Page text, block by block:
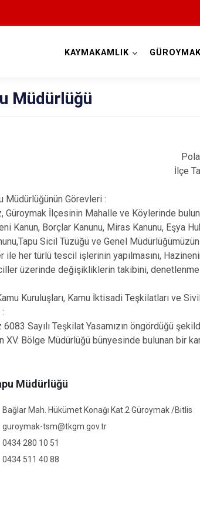
KAYMAKAMLIK GÜROYMAK
Müdürlüğü
İlçe
Müdürlüğünün Görevleri :
Güroymak İlçesinin Mahalle ve Köylerinde
Kanun, Borçlar Kanunu, Miras Kanunu, Eşya
Sicil Tüzüğü ve Genel
her türlü tescil işlerinin yapılmasını,
üzerinde değişikliklerin takibini,
Kuruluşları, Kamu İktisadi Teşkilatları ve
Sayılı Teşkilat Yasamızın öngördüğü
XV. Bölge Müdürlüğü bünyesinde bulunan bir
Müdürlüğü
Bağlar Mah. Hükümet Konağı Kat.2 Güroymak /Bitlis
guroymak-tsm@tkgm.gov.tr
0434 280 10 51
0434 511 40 88